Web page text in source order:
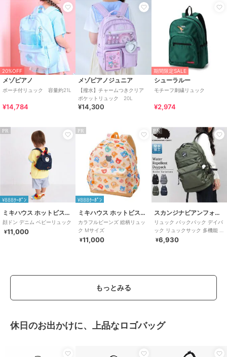
20%OFF
メゾピアノ
ポーチ付リュック 容量約21L
¥14,784
メゾピアノジュニア
【撥水】チャームつきクリア
ポケットリュック 20L
¥14,300
期間限定SALE
シューラルー
モチーフ刺繍リュック
¥2,974
PR
¥888ｸｰﾎﾟﾝ
ミキハウス ホットビスケッツ
顔ドン デニム ベビーリュック
¥11,000
PR
¥888ｸｰﾎﾟﾝ
ミキハウス ホットビスケッツ
カラフルビーンズ 総柄リュッ
ク Mサイズ
¥11,000
PR
スカンジナビアンフォレスト
リュック バックパック デイパ
ック リュックサック 多機能 レ
ディース 通勤 通学 マザーズリ
¥6,930
もっとみる
休日のお出かけに、上品なロゴバッグ